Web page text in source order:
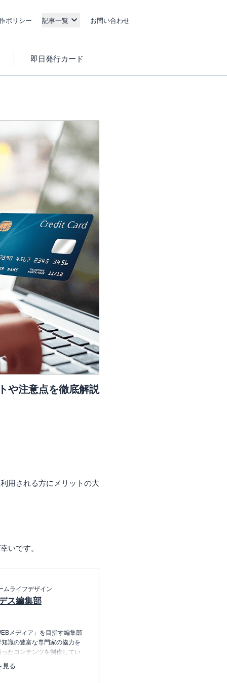
ポリシー 記事一覧 お問い合わせ
即日発行カード
や注意点を徹底解説
用される方にメリットの大
いです。
ムライフデザイン
ス編集部
メディア」を目指す編集部
識の豊富な専門家の協力を
たコンテンツを制作してい
に、読者の「まよい」を解
ンテンツを制作中です。
見る